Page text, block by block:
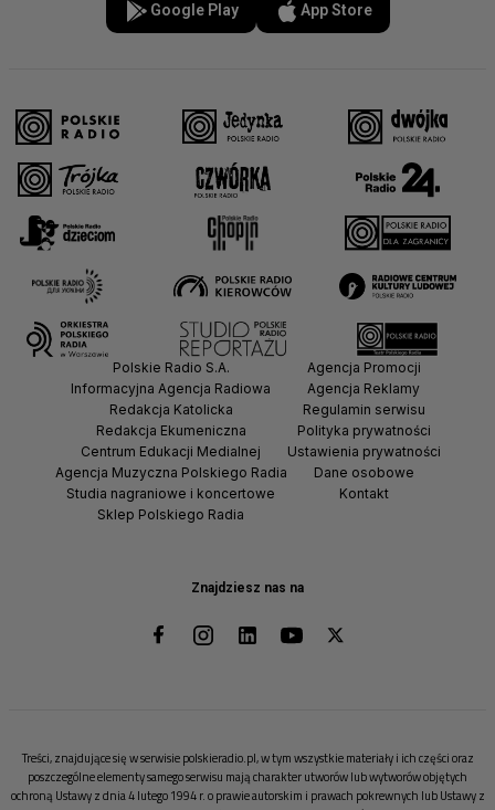
Google Play App Store
Znajdziesz nas na
Polskie Radio S.A.
Informacyjna Agencja Radiowa
Redakcja Katolicka
Redakcja Ekumeniczna
Centrum Edukacji Medialnej
Agencja Muzyczna Polskiego Radia
Studia nagraniowe i koncertowe
Sklep Polskiego Radia
Agencja Promocji
Agencja Reklamy
Regulamin serwisu
Polityka prywatności
Ustawienia prywatności
Dane osobowe
Kontakt
Treści, znajdujące się w serwisie polskieradio.pl, w tym wszystkie materiały i ich części oraz
poszczególne elementy samego serwisu mają charakter utworów lub wytworów objętych
ochroną Ustawy z dnia 4 lutego 1994 r. o prawie autorskim i prawach pokrewnych lub Ustawy z